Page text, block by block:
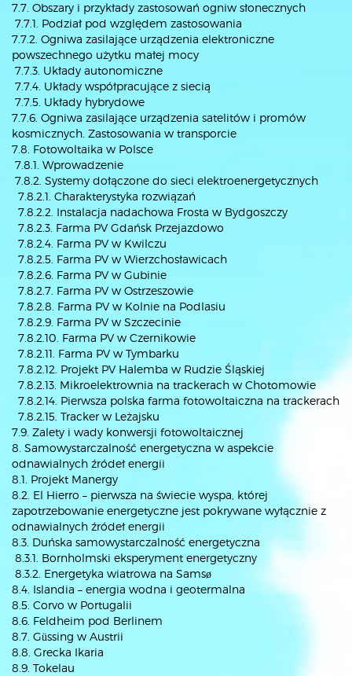
7.7. Obszary i przykłady zastosowań ogniw słonecznych
7.7.1. Podział pod względem zastosowania
7.7.2. Ogniwa zasilające urządzenia elektroniczne
powszechnego użytku małej mocy
7.7.3. Układy autonomiczne
7.7.4. Układy współpracujące z siecią
7.7.5. Układy hybrydowe
7.7.6. Ogniwa zasilające urządzenia satelitów i promów
kosmicznych. Zastosowania w transporcie
7.8. Fotowoltaika w Polsce
7.8.1. Wprowadzenie
7.8.2. Systemy dołączone do sieci elektroenergetycznych
7.8.2.1. Charakterystyka rozwiązań
7.8.2.2. Instalacja nadachowa Frosta w Bydgoszczy
7.8.2.3. Farma PV Gdańsk Przejazdowo
7.8.2.4. Farma PV w Kwilczu
7.8.2.5. Farma PV w Wierzchosławicach
7.8.2.6. Farma PV w Gubinie
7.8.2.7. Farma PV w Ostrzeszowie
7.8.2.8. Farma PV w Kolnie na Podlasiu
7.8.2.9. Farma PV w Szczecinie
7.8.2.10. Farma PV w Czernikowie
7.8.2.11. Farma PV w Tymbarku
7.8.2.12. Projekt PV Halemba w Rudzie Śląskiej
7.8.2.13. Mikroelektrownia na trackerach w Chotomowie
7.8.2.14. Pierwsza polska farma fotowoltaiczna na trackerach
7.8.2.15. Tracker w Leżajsku
7.9. Zalety i wady konwersji fotowoltaicznej
8. Samowystarczalność energetyczna w aspekcie
odnawialnych źródeł energii
8.1. Projekt Manergy
8.2. El Hierro – pierwsza na świecie wyspa, której
zapotrzebowanie energetyczne jest pokrywane wyłącznie z
odnawialnych źródeł energii
8.3. Duńska samowystarczalność energetyczna
8.3.1. Bornholmski eksperyment energetyczny
8.3.2. Energetyka wiatrowa na Samsø
8.4. Islandia – energia wodna i geotermalna
8.5. Corvo w Portugalii
8.6. Feldheim pod Berlinem
8.7. Güssing w Austrii
8.8. Grecka Ikaria
8.9. Tokelau